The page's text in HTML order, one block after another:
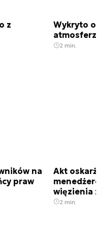
z
Wykryto
2 min.
na
praw
Akt
więzienia
2 min.